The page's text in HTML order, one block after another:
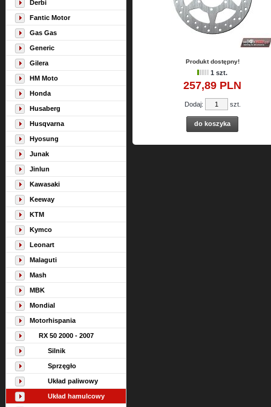
Derbi
Fantic Motor
Gas Gas
Generic
Gilera
HM Moto
Honda
Husaberg
Husqvarna
Hyosung
Junak
Jinlun
Kawasaki
Keeway
KTM
Kymco
Leonart
Malaguti
Mash
MBK
Mondial
Motorhispania
RX 50 2000 - 2007
Silnik
Sprzęgło
Układ paliwowy
Układ hamulcowy
Produkt dostępny!
1 szt.
257,89 PLN
Dodaj: szt.
do koszyka